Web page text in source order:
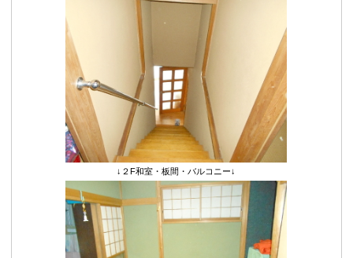
↓２F和室・板間・バルコニー↓